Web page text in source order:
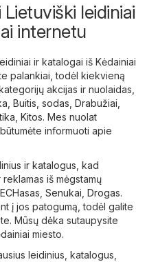
leidiniai
internetu
ir katalogai iš Kėdainiai
palankiai, todėl kiekvieną
akcijas ir nuolaidas,
Buitis, sodas Drabužiai,
Kitos. Mes nuolat
informuoti apie
ir katalogus, kad
iš mėgstamų
Senukai Drogas.
į jos patogumą, todėl galite
Mūsų dėka sutaupysite
miesto.
leidinius, katalogus,